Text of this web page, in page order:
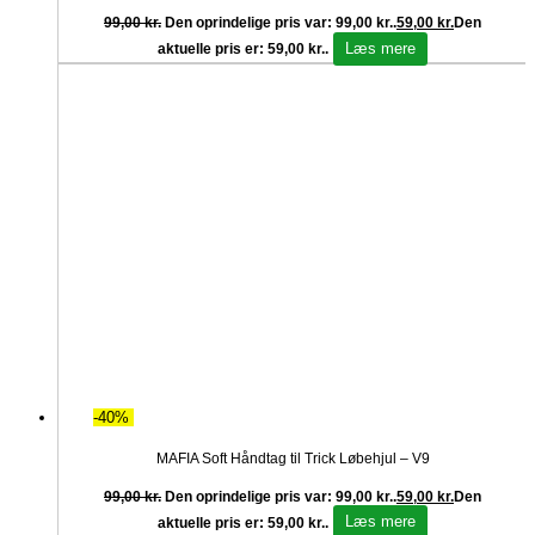
99,00kr. Den oprindelige pris var: 99,00 kr..59,00 kr.Den
aktuelle pris er: 59,00 kr..
Læs mere
-40%
MAFIA Soft Håndtag til Trick Løbehjul – V9
99,00kr. Den oprindelige pris var: 99,00 kr..59,00 kr.Den
aktuelle pris er: 59,00 kr..
Læs mere